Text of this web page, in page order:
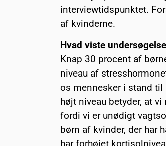
interviewtidspunktet.
af kvinderne.
Hvad viste
Knap 30 procent af
niveau af
os mennesker i stand til
højt niveau betyder, at
fordi vi er unødigt
børn af kvinder, der har
har forhøjet